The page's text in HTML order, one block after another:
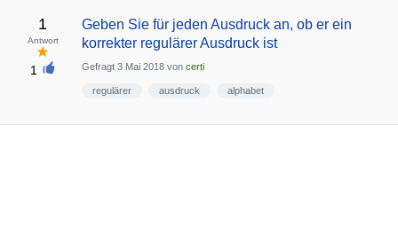
1
Antwort
1
Geben Sie für jeden Ausdruck an, ob er ein
korrekter regulärer Ausdruck ist
Gefragt 3 Mai 2018 von certi
regulärer ausdruck alphabet